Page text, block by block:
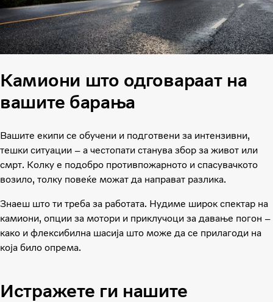
Камиони што одговараат на
вашите барања
Вашите екипи се обучени и подготвени за интензивни,
тешки ситуации – а честопати станува збор за живот или
смрт. Колку е подобро противпожарното и спасувачкото
возило, толку повеќе можат да направат разлика.
Знаеш што ти треба за работата. Нудиме широк спектар на
камиони, опции за мотори и приклучоци за давање погон –
како и флексибилна шасија што може да се прилагоди на
која било опрема.
Истражете ги нашите